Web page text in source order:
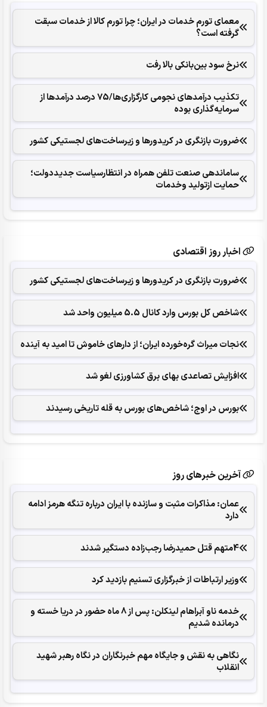
معمای تورم خدمات در ایران؛ چرا تورم کالا از خدمات سبقت
گرفته است؟
نرخ سود بین‌بانکی بالا رفت
تکذیب درآمدهای نجومی کارگزاری‌ها/75 درصد درآمدها از
سرمایه‌گذاری بوده
ضرورت بازنگری در کریدورها و زیرساخت‌های لجستیکی کشور
ساماندهی صنعت تلفن همراه در انتظارسیاست جدیددولت؛
حمایت ازتولید وخدمات
اخبار روز اقتصادی
ضرورت بازنگری در کریدورها و زیرساخت‌های لجستیکی کشور
شاخص کل بورس وارد کانال 5.5 میلیون واحد شد
نجات میراث گره‌خورده ایران؛ از دارهای خاموش تا امید به آینده
افزایش تصاعدی بهای برق کشاورزی لغو شد
بورس در اوج؛ شاخص‌های بورس به قله تاریخی رسیدند
آخرین خبرهای روز
عمان: مذاکرات مثبت و سازنده با ایران درباره تنگه هرمز ادامه
دارد
4متهم قتل حمیدرضا رجب‌زاده دستگیر شدند
وزیر ارتباطات از خبرگزاری تسنیم بازدید کرد
خدمه ناو آبراهام لینکلن: پس از 8 ماه حضور در دریا خسته و
درمانده‌ شدیم
نگاهی به نقش و جایگاه مهم خبرنگاران در نگاه رهبر شهید
انقلاب